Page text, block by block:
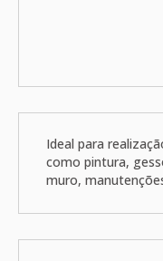
Ideal para
como pintura,
muro,